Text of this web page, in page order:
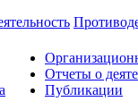
Отчеты о
Публикации